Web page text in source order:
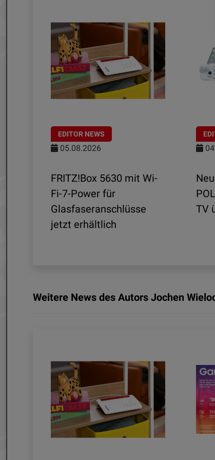
EDITOR NEWS
05.08.2026
FRITZ!Box 5630 mit Wi-
Fi-7-Power für
Glasfaseranschlüsse
jetzt erhältlich
TV
Weitere News des Autors Jochen